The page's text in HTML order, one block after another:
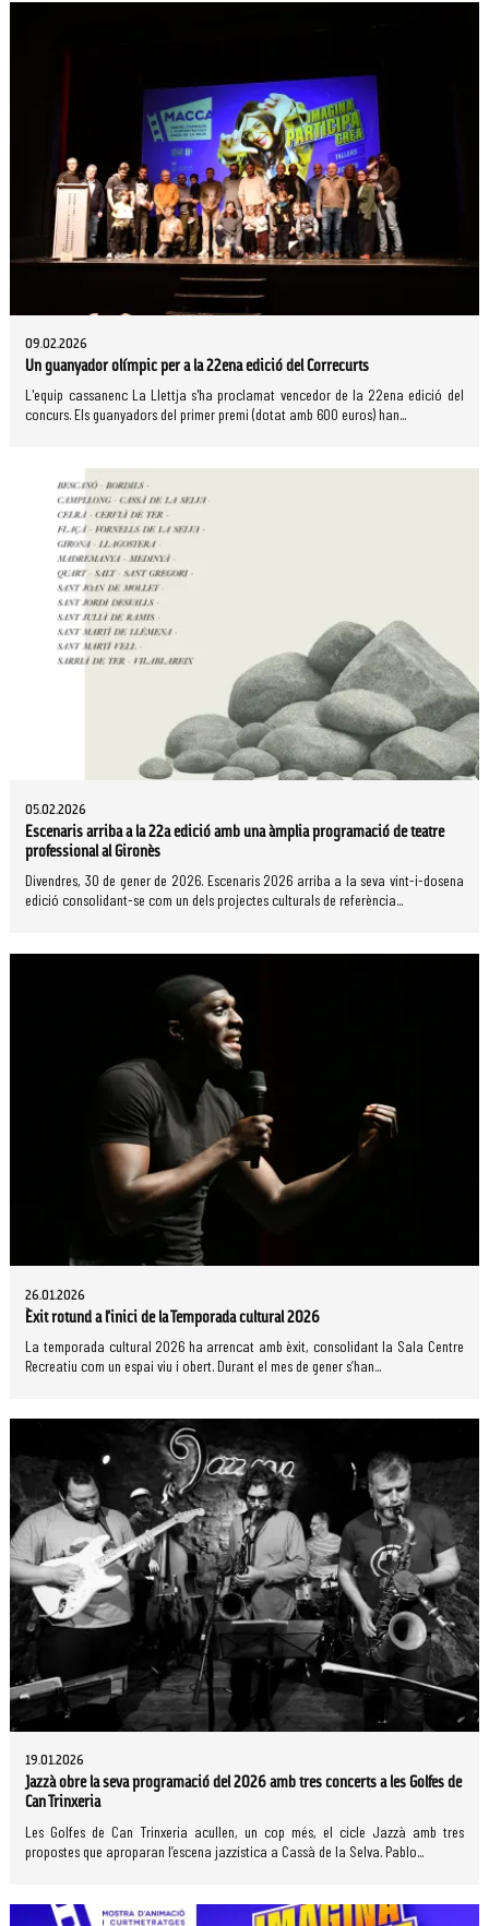
09.02.2026
Un guanyador olímpic per a la 22ena edició del Correcurts
L'equip cassanenc La Llettja s'ha proclamat vencedor de la 22ena edició del
concurs. Els guanyadors del primer premi (dotat amb 600 euros) han...
05.02.2026
Escenaris arriba a la 22a edició amb una àmplia programació de teatre
professional al Gironès
Divendres, 30 de gener de 2026. Escenaris 2026 arriba a la seva vint-i-dosena
edició consolidant-se com un dels projectes culturals de referència...
26.01.2026
Èxit rotund a l'inici de la Temporada cultural 2026
La temporada cultural 2026 ha arrencat amb èxit, consolidant la Sala Centre
Recreatiu com un espai viu i obert. Durant el mes de gener s’han...
19.01.2026
Jazzà obre la seva programació del 2026 amb tres concerts a les Golfes de
Can Trinxeria
Les Golfes de Can Trinxeria acullen, un cop més, el cicle Jazzà amb tres
propostes que aproparan l’escena jazzística a Cassà de la Selva. Pablo...